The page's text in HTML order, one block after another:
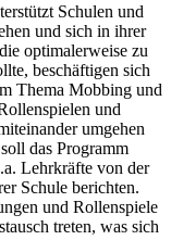
Schulen und
und sich in ihrer
optimalerweise zu
beschäftigen sich
Thema Mobbing und
und
umgehen
das Programm
Lehrkräfte von der
Schule berichten.
und Rollenspiele
treten, was sich